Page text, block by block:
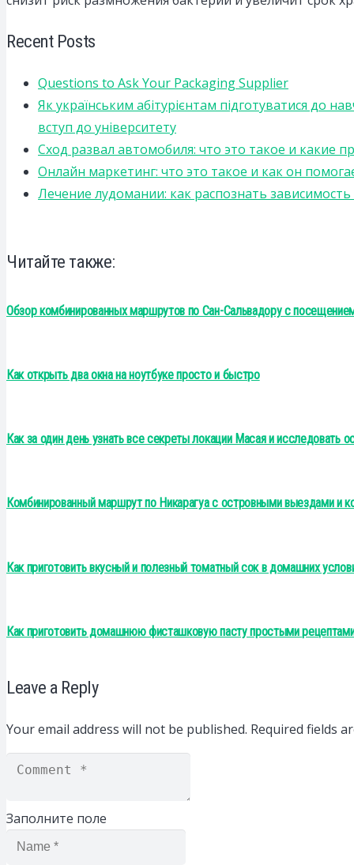
Recent Posts
Questions to Ask Your Packaging Supplier
Як українським абітурієнтам підготуватися до
вступ до університету
Сход развал автомобиля: что это такое и какие
Онлайн маркетинг: что это такое и как он
Лечение лудомании: как распознать
Читайте также:
Обзор комбинированных маршрутов по Сан-Сальвадору с
Как открыть два окна на ноутбуке просто и быстро
Как за один день узнать все секреты локации Масая и исследовать
Комбинированный маршрут по Никарагуа с островными выездами и
Как приготовить вкусный и полезный томатный сок в домашних
Как приготовить домашнюю фисташковую пасту простыми
Leave a Reply
Your email address will not be published. Required fields
Заполните поле